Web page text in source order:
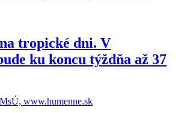
tropické dni. V
ku koncu týždňa až 37